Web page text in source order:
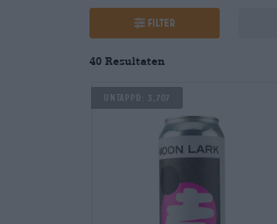
Filter
40 Resultaten
Untappd: 3,707